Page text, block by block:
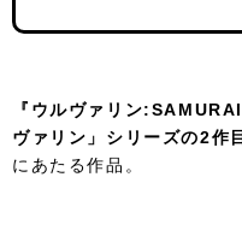
『ウルヴァリン
ヴァリン」シリーズの2作目
にあたる作品。